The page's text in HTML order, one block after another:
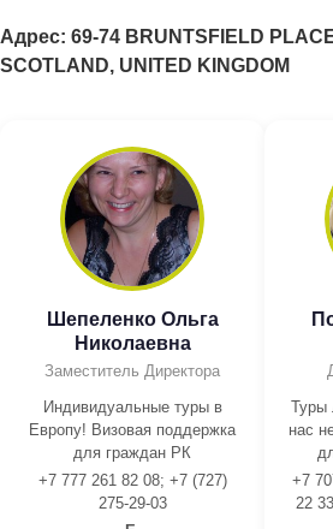
Адрес: 69-74 BRUNTSFIELD
SCOTLAND, UNITED KINGDOM
Шепеленко Ольга
Николаевна
Заместитель Директора
Индивидуальные туры в
Европу! Визовая поддержка
для граждан РК
+7 777 261 82 08; +7 (727)
275-29-03
Туры
нас
+7
22